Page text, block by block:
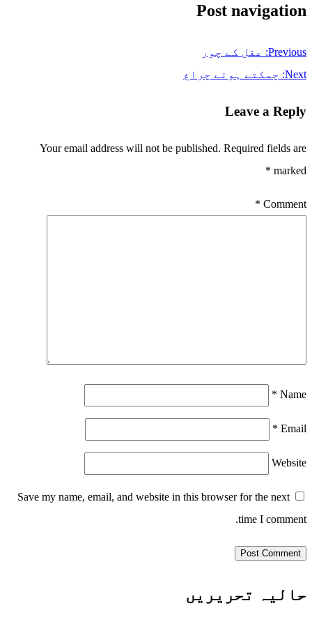
Post navigation
Previous:
عقل کے چور
Next: چمکتے ہوئے چراغ
Leave a Reply
Your email address will not be published. Required fields are
marked
*
Comment
*
Name
*
Email
*
Website
Save my name, email, and website in this browser for the next
time I comment.
حالیہ تحریریں